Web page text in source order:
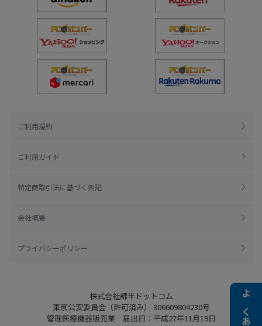
ご利用規約
ご利用ガイド
特定商取引法に基づく表記
会社概要
プライバシーポリシー
株式会社綿半ドットコム
東京公安委員会（許可済み） 306609804230号
管理医療機器販売業 届出日：平成27年11月19日